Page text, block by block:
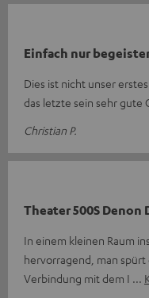
Einfach nur
Dies ist nicht unser
das letzte sein sehr gute
Christian P.
Theater 500S Denon
In einem kleinen Raum
hervorragend, man spürt
Verbindung mit dem I